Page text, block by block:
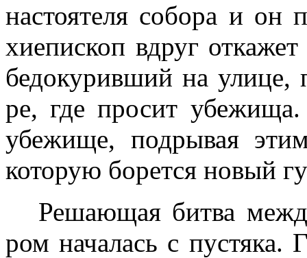
настоятеля собора и он
хиепископ вдруг
бедокуривший на улице,
ре, где просит убежища.
убежище, подрывая
которую борется новый
Решающая битва
ром началась с пустяка.